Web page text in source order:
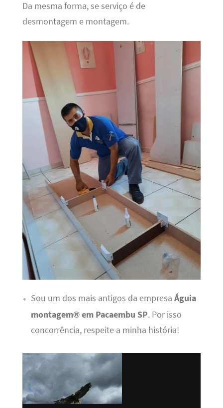
Da mesma forma, se serviço é de
desmontagem e montagem.
Sou um dos mais antigos da empresa Águia
montagem® em Pacaembu SP. Por isso
concorrência, respeite a minha história!